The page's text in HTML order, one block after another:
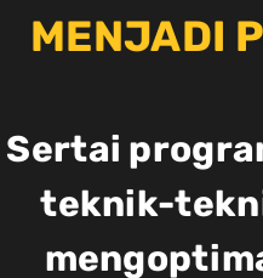
MENJADI
Sertai
teknik-